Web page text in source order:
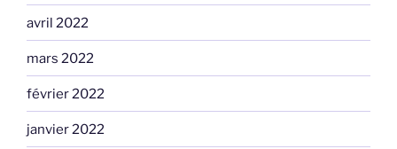
avril 2022
mars 2022
février 2022
janvier 2022